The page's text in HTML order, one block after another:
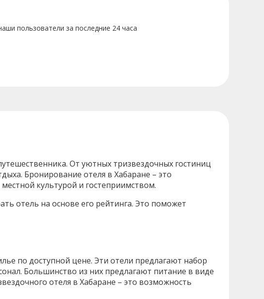
пользователи за последние 24 часа
От уютных тризвездочных гостиниц
Бронирование отеля в Хабаране – это
культурой и гостеприимством.
отель на основе его рейтинга. Это поможет
по доступной цене. Эти отели предлагают набор
Большинство из них предлагают питание в виде
отеля в Хабаране – это возможность